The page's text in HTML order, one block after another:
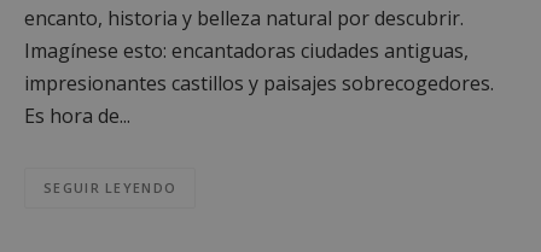
encanto, historia y belleza natural por descubrir.
Imagínese esto: encantadoras ciudades antiguas,
impresionantes castillos y paisajes sobrecogedores.
Es hora de...
SEGUIR LEYENDO